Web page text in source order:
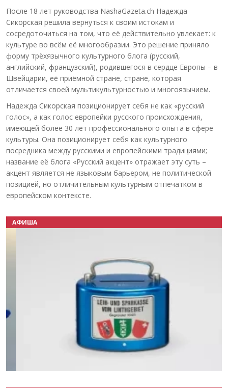
После 18 лет руководства NashaGazeta.ch Надежда
Сикорская решила вернуться к своим истокам и
сосредоточиться на том, что её действительно увлекает: к
культуре во всём её многообразии. Это решение приняло
форму трёхязычного культурного блога (русский,
английский, французский), родившегося в сердце Европы – в
Швейцарии, её приёмной стране, стране, которая
отличается своей мультикультурностью и многоязычием.
Надежда Сикорская позиционирует себя не как «русский
голос», а как голос европейки русского происхождения,
имеющей более 30 лет профессионального опыта в сфере
культуры. Она позиционирует себя как культурного
посредника между русскими и европейскими традициями;
название её блога «Русский акцент» отражает эту суть –
акцент является не языковым барьером, не политической
позицией, но отличительным культурным отпечатком в
европейском контексте.
АФИША